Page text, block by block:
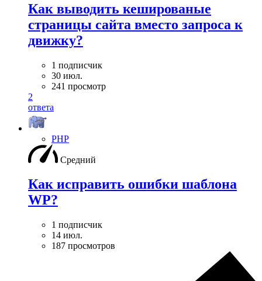
Как выводить кешированые
страницы сайта вместо запроса к
движку?
1 подписчик
30 июл.
241 просмотр
2
ответа
PHP
Средний
Как исправить ошибки шаблона
WP?
1 подписчик
14 июл.
187 просмотров